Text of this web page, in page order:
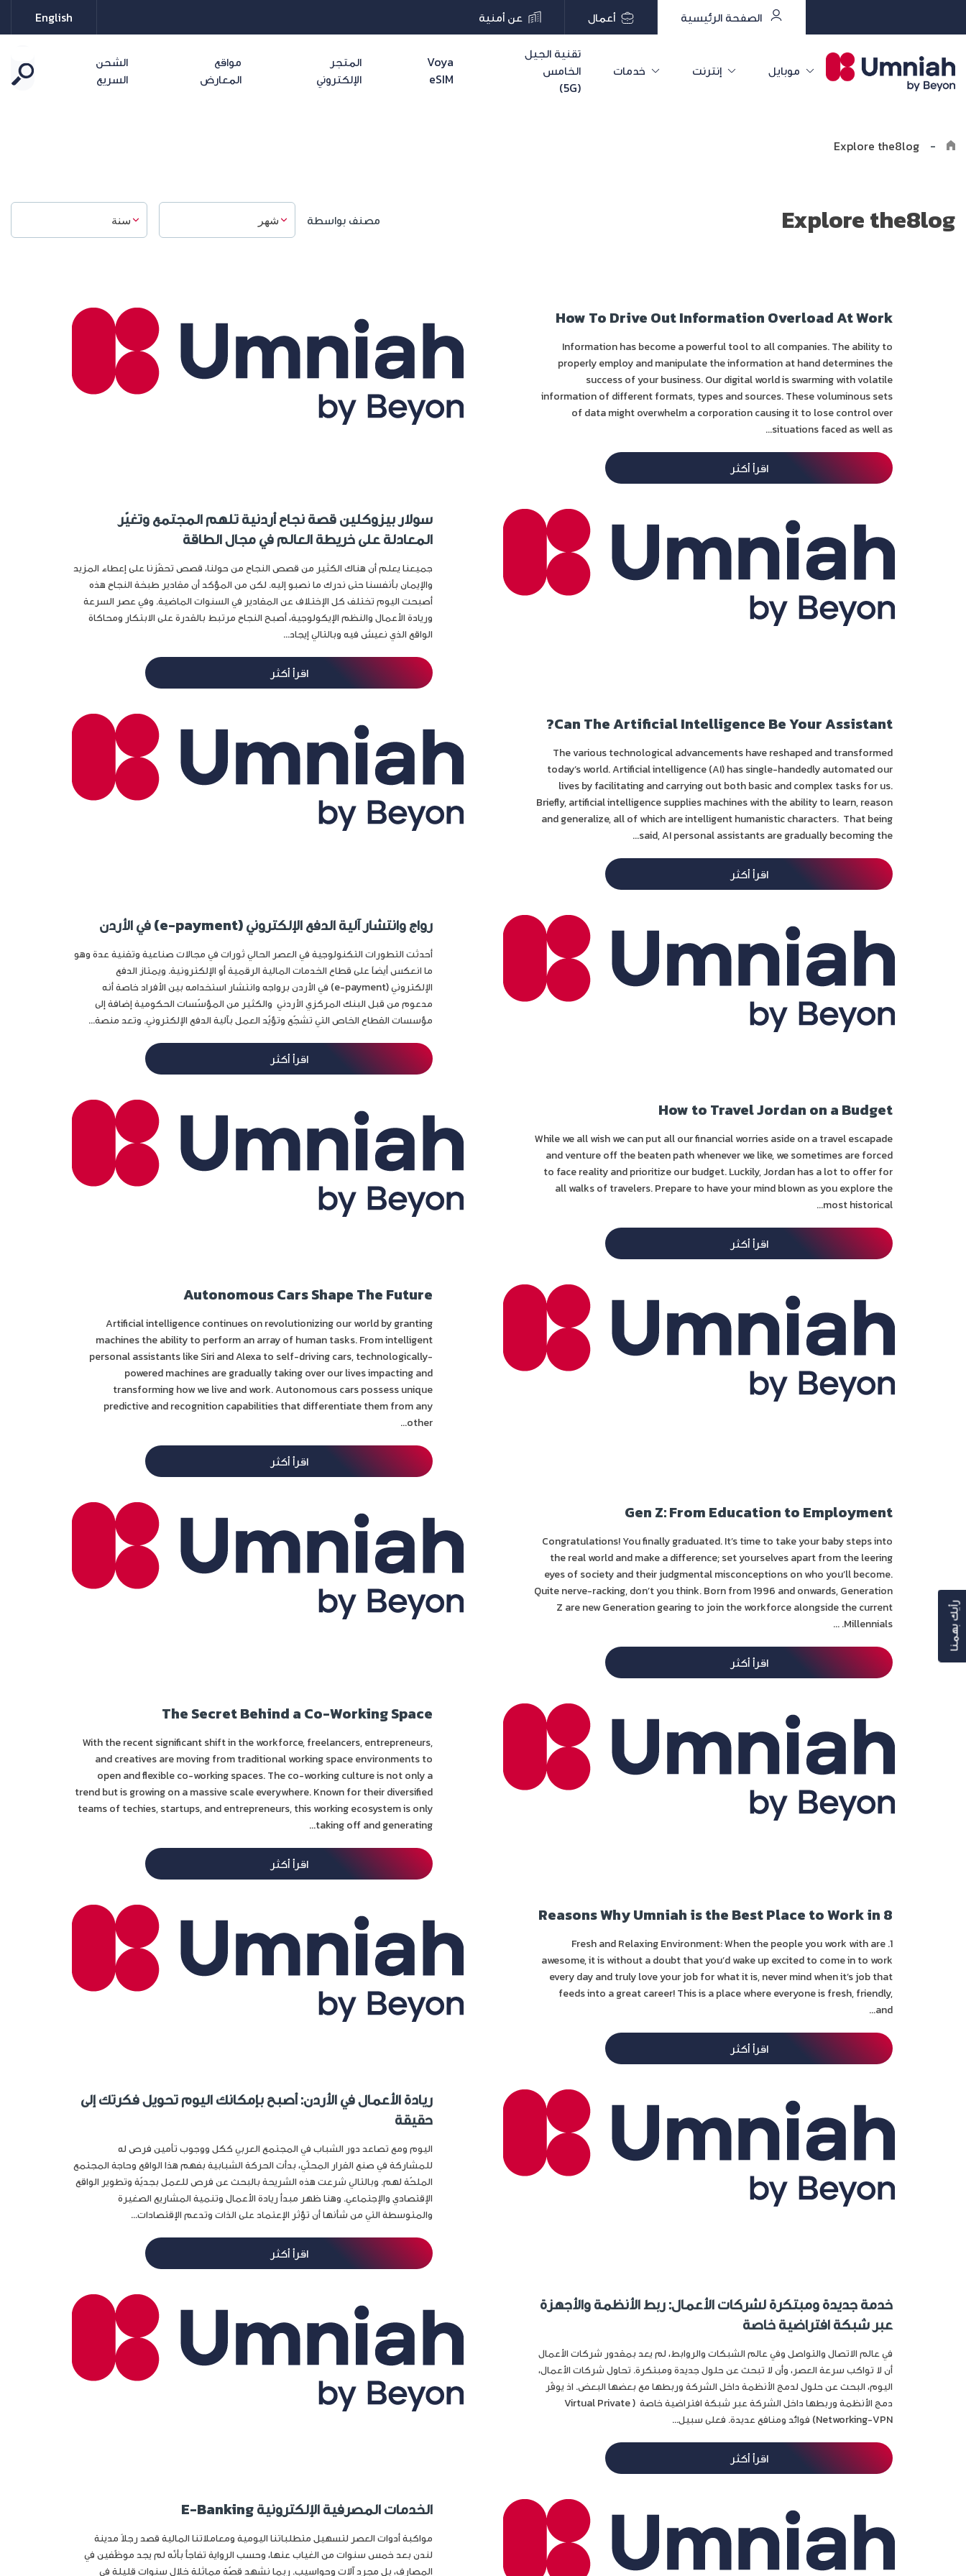
الصفحة الرئيسية أعمال عن أمنية English
موبايل إنترنت خدمات
تقنية الجيل
الخامس
(5G)
Voya
eSIM
المتجر
الإلكتروني
مواقع
المعارض
الشحن
السريع
-
Explore the8log
Explore the8log مصنف بواسطة
How To Drive Out Information Overload At Work
Information has become a powerful tool to all companies. The ability to
properly employ and manipulate the information at hand determines the
success of your business. Our digital world is swarming with volatile
information of different formats, types and sources. These voluminous sets
of data might overwhelm a corporation causing it to lose control over
situations faced as well as...
اقرأ أكثر
سولار بيزوكلين قصة نجاح أردنية تلهم المجتمع وتغيّر
المعادلة على خريطة العالم في مجال الطاقة
جميعنا يعلم أن هناك الكثير من قصص النجاح من حولنا، قصص تحفّزنا على إعطاء المزيد
والإيمان بأنفسنا حتى ندرك ما نصبو إليه. لكن من المؤكد أن مقادير طبخة النجاح هذه
أصبحت اليوم تختلف كل الإختلاف عن المقادير في السنوات الماضية. وفي عصر السرعة
وريادة الأعمال والنظم الإيكولوجية، أصبح النجاح مرتبط بالقدرة على الابتكار ومحاكاة
الواقع الذي نعيش فيه وبالتالي إيجاد...
اقرأ أكثر
Can The Artificial Intelligence Be Your Assistant?
The various technological advancements have reshaped and transformed
today’s world. Artificial intelligence (AI) has single-handedly automated our
lives by facilitating and carrying out both basic and complex tasks for us.
Briefly, artificial intelligence supplies machines with the ability to learn, reason
and generalize, all of which are intelligent humanistic characters. That being
said, AI personal assistants are gradually becoming the...
اقرأ أكثر
رواج وانتشار آلية الدفع الإلكتروني (e-payment) في الأردن
أحدثت التطورات التكنولوجية في العصر الحالي ثورات في مجالات صناعية وتقنية عدة وهو
ما انعكس أيضاً على قطاع الخدمات المالية الرقمية أو الإلكترونية. ويمتاز الدفع
الإلكتروني (e-payment) في الأردن برواجه وانتشار استخدامه بين الأفراد خاصة أنه
مدعوم من قبل البنك المركزي الأردني والكثير من المؤسّسات الحكومية إضافة إلى
مؤسسات القطاع الخاص التي تشجّع وتؤيّد العمل بآلية الدفع الإلكتروني. وتعد منصة...
اقرأ أكثر
How to Travel Jordan on a Budget
While we all wish we can put all our financial worries aside on a travel escapade
and venture off the beaten path whenever we like, we sometimes are forced
to face reality and prioritize our budget. Luckily, Jordan has a lot to offer for
all walks of travelers. Prepare to have your mind blown as you explore the
most historical...
اقرأ أكثر
Autonomous Cars Shape The Future
Artificial intelligence continues on revolutionizing our world by granting
machines the ability to perform an array of human tasks. From intelligent
personal assistants like Siri and Alexa to self-driving cars, technologically-
powered machines are gradually taking over our lives impacting and
transforming how we live and work. Autonomous cars possess unique
predictive and recognition capabilities that differentiate them from any
other...
اقرأ أكثر
Gen Z: From Education to Employment
Congratulations! You finally graduated. It’s time to take your baby steps into
the real world and make a difference; set yourselves apart from the leering
eyes of society and their judgmental misconceptions on who you’ll become.
Quite nerve-racking, don’t you think. Born from 1996 and onwards, Generation
Z are new Generation gearing to join the workforce alongside the current
Millennials. ...
اقرأ أكثر
The Secret Behind a Co-Working Space
With the recent significant shift in the workforce, freelancers, entrepreneurs,
and creatives are moving from traditional working space environments to
open and flexible co-working spaces. The co-working culture is not only a
trend but is growing on a massive scale everywhere. Known for their diversified
teams of techies, startups, and entrepreneurs, this working ecosystem is only
taking off and generating...
اقرأ أكثر
8 Reasons Why Umniah is the Best Place to Work in
1. Fresh and Relaxing Environment: When the people you work with are
awesome, it is without a doubt that you’d wake up excited to come in to work
every day and truly love your job for what it is, never mind when it’s job that
feeds into a great career! This is a place where everyone is fresh, friendly,
and...
اقرأ أكثر
ريادة الأعمال في الأردن: أصبح بإمكانك اليوم تحويل فكرتك إلى
حقيقة
اليوم ومع تصاعد دور الشباب في المجتمع العربي ككل ووجوب تأمين فرص له
للمشاركة في صنع القرار المحلّي، بدأت الحركة الشبابية بفهم هذا الواقع وحاجة المجتمع
الملحّة لهم. وبالتالي شرعت هذه الشريحة بالبحث عن فرص للعمل بجديّة وتطوير الواقع
الإقتصادي والإجتماعي. وهنا ظهر مبدأ ريادة الأعمال وتنمية المشاريع الصغيرة
والمتوسطة التي من شأنها أن تؤثر الإعتماد على الذات وتدعم الإقتصادات...
اقرأ أكثر
خدمة جديدة ومبتكرة لشركات الأعمال: ربط الأنظمة والأجهزة
عبر شبكة افتراضية خاصة
في عالم الاتصال والتواصل وفي عالم الشبكات والروابط، لم يعد بمقدور شركات الأعمال
أن لا تواكب سرعة العصر، وأن لا تبحث عن حلول جديدة ومبتكرة. تحاول شركات الأعمال،
اليوم، البحث عن حلول لدمج الأنظمة داخل الشركة وربطها مع بعضها البعض. اذ يوفّر
دمج الأنظمة وربطها داخل الشركة عبر شبكة افتراضية خاصة ( Virtual Private
Networking-VPN) فوائد ومنافع عديدة. فعلى سبيل...
اقرأ أكثر
الخدمات المصرفية الإلكترونية E-Banking
مواكبة أدوات العصر لتسهيل متطلباتنا اليومية ومعاملاتنا المالية قصد رجلاً مدينة
لندن بعد خمس سنوات من الغياب عنها، وحسب الرواية تفاجأ بأنّه لم يجد موظّفين في
المصارف، بل مجرد آلات وحواسيب. ربما نشهد قصّة مماثلة خلال سنوات قليلة في
رأيك بهمنا